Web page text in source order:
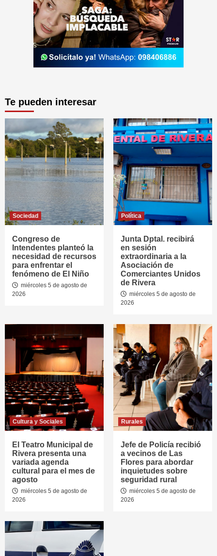
Te pueden interesar
Sociedad
Congreso de
Intendentes planteó la
necesidad de recursos
para enfrentar el
fenómeno de El Niño
miércoles 5 de agosto de
2026
Política
Junta Dptal. recibirá
en sesión
extraordinaria a la
Asociación de
Comerciantes Unidos
de Rivera
miércoles 5 de agosto de
2026
Cultura y Sociales
El Teatro Municipal de
Rivera presenta una
variada agenda
cultural para el mes de
agosto
miércoles 5 de agosto de
2026
Rurales
Jefe de Policía recibió
a vecinos de Las
Flores para abordar
inquietudes sobre
seguridad rural
miércoles 5 de agosto de
2026